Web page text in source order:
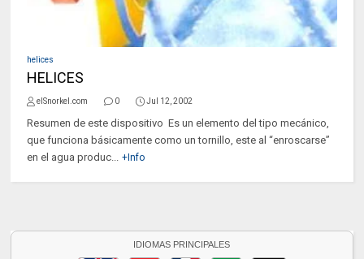
helices
HELICES
elSnorkel.com 0 Jul 12, 2002
Resumen de este dispositivo Es un elemento del tipo mecánico,
que funciona básicamente como un tornillo, este al “enroscarse”
en el agua produc... +Info
IDIOMAS PRINCIPALES